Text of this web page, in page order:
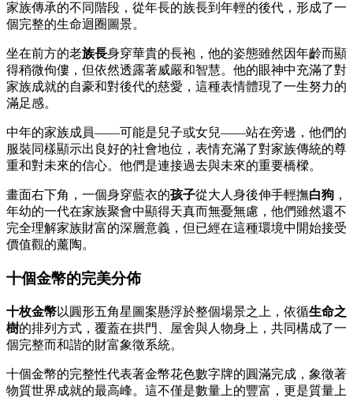
家族傳承的不同階段，從年長的族長到年輕的後代，形成了一
個完整的生命迴圈圖景。
坐在前方的老族長身穿華貴的長袍，他的姿態雖然因年齡而顯
得稍微佝僂，但依然透露著威嚴和智慧。他的眼神中充滿了對
家族成就的自豪和對後代的慈愛，這種表情體現了一生努力的
滿足感。
中年的家族成員——可能是兒子或女兒——站在旁邊，他們的
服裝同樣顯示出良好的社會地位，表情充滿了對家族傳統的尊
重和對未來的信心。他們是連接過去與未來的重要橋樑。
畫面右下角，一個身穿藍衣的孩子從大人身後伸手輕撫白狗 ，
年幼的一代在家族聚會中顯得天真而無憂無慮，他們雖然還不
完全理解家族財富的深層意義，但已經在這種環境中開始接受
價值觀的薰陶。
十個金幣的完美分佈
十枚金幣以圓形五角星圖案懸浮於整個場景之上，依循生命之
樹的排列方式，覆蓋在拱門、屋舍與人物身上，共同構成了一
個完整而和諧的財富象徵系統。
十個金幣的完整性代表著金幣花色數字牌的圓滿完成，象徵著
物質世界成就的最高峰。這不僅是數量上的豐富，更是質量上